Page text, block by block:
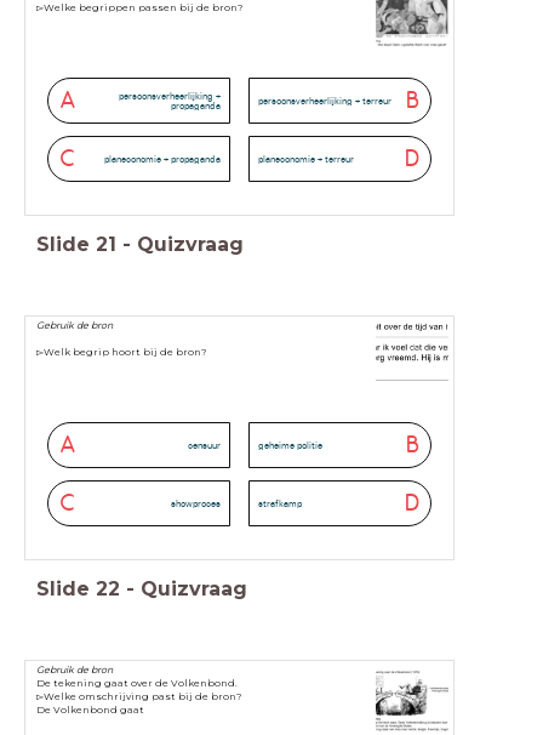
▻Welke begrippen passen bij de bron?
A
persoonsverheerlijking +
propaganda
B
persoonsverheerlijking + terreur
C planeconomie + propaganda D
planeconomie + terreur
Slide 21 - Quizvraag
Gebruik de bron
▻Welk begrip hoort bij de bron?
A censuur B
geheime politie
C showproces D
strafkamp
Slide 22 - Quizvraag
Gebruik de bron
De tekening gaat over de Volkenbond.
▻Welke omschrijving past bij de bron?
De Volkenbond gaat